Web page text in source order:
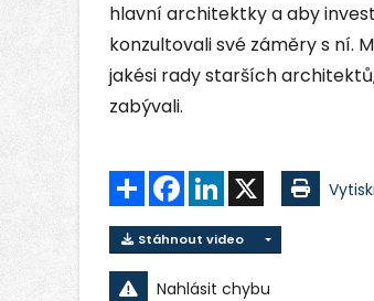
hlavní architektky a aby
konzultovali své záměry s ní.
jakési rady starších
zabývali.
Sdílet FacebookLinkedIn
Stáhnout video
Nahlásit chybu